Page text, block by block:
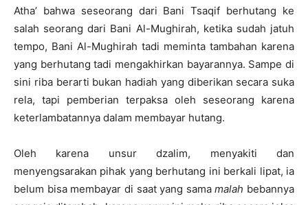
Atha’ bahwa seseorang dari Bani Tsaqif berhutang ke
salah seorang dari Bani Al-Mughirah, ketika sudah jatuh
tempo, Bani Al-Mughirah tadi meminta tambahan karena
yang berhutang tadi mengakhirkan bayarannya. Sampe di
sini riba berarti bukan hadiah yang diberikan secara suka
rela, tapi pemberian terpaksa oleh seseorang karena
keterlambatannya dalam membayar hutang.
Oleh karena unsur dzalim, menyakiti dan
menyengsarakan pihak yang berhutang ini berkali lipat, ia
belum bisa membayar di saat yang samamalah bebannya